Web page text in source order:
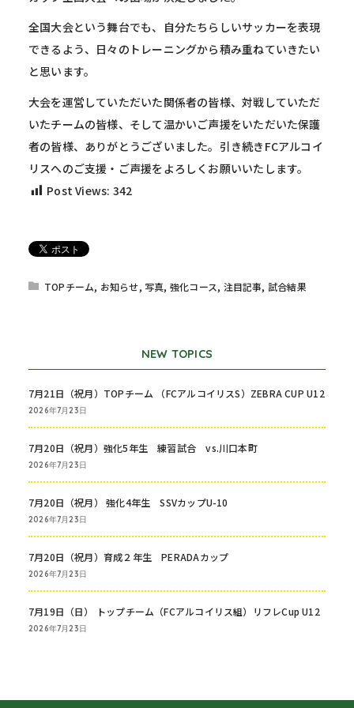
全国大会という舞台でも、自分たちらしいサッカーを表現
できるよう、日々のトレーニングから積み重ねていきたい
と思います。
大会を運営していただいた関係者の皆様、対戦していただ
いたチームの皆様、そして温かいご声援をいただいた保護
者の皆様、ありがとうございました。引き続きFCアルコイ
リスへのご支援・ご声援をよろしくお願いいたします。
Post Views: 342
TOPチーム, お知らせ, 写真, 強化コース, 注目記事, 試合結果
NEW TOPICS
7月21日（祝月）TOPチーム （FCアルコイリスS）ZEBRA CUP U12
2026年7月23日
7月20日（祝月）強化5年生 練習試合 vs.川口本町
2026年7月23日
7月20日（祝月） 強化4年生 SSVカップU-10
2026年7月23日
7月20日（祝月）育成２年生 PERADAカップ
2026年7月23日
7月19日（日） トップチーム（FCアルコイリス組）リフレCup U12
2026年7月23日